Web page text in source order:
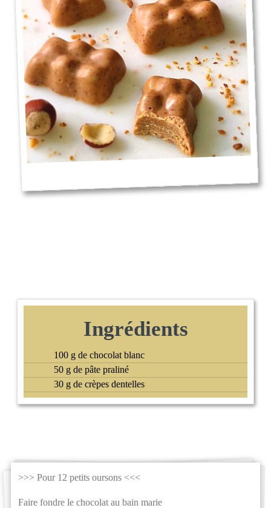
Ingrédients
100 g de chocolat blanc
50 g de pâte praliné
30 g de crèpes dentelles
>>> Pour 12 petits oursons <<<
Faire fondre le chocolat au bain marie